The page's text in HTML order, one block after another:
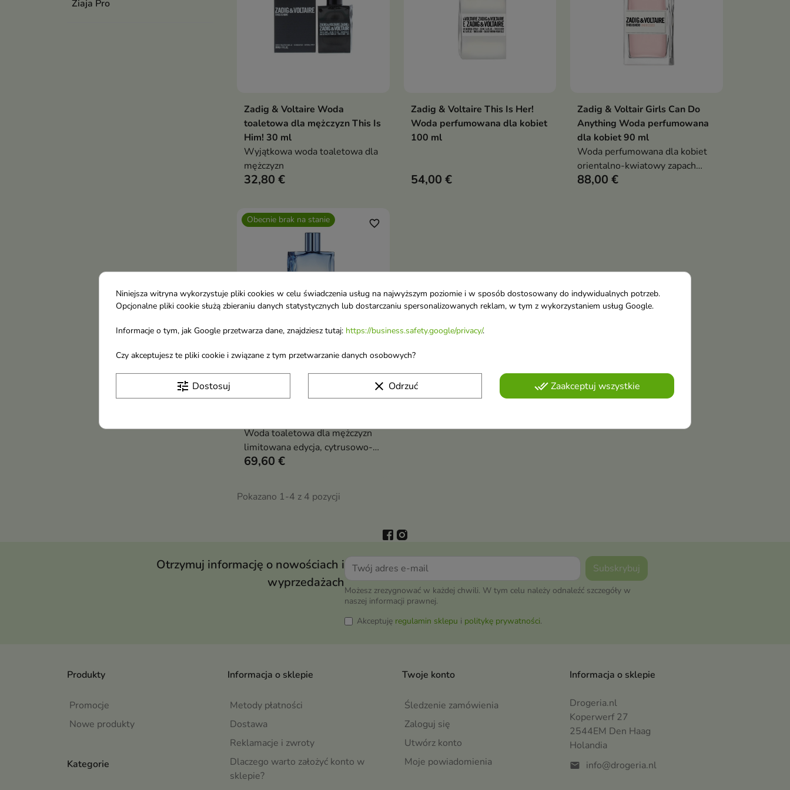
Ziaja Pro
Dodaj do koszyka
Zadig & Voltaire Woda
toaletowa dla mężczyzn This Is
Him! 30 ml
Wyjątkowa woda toaletowa dla
mężczyzn
32,80 €
Pokaż szczegóły
Zadig & Voltaire This Is Her!
Woda perfumowana dla kobiet
100 ml
54,00 €
Pokaż szczegóły
Zadig & Voltair Girls Can Do
Anything Woda perfumowana
dla kobiet 90 ml
Woda perfumowana dla kobiet
orientalno-kwiatowy zapach
fougère z nutą gruszki, fasoli
88,00 €
Obecnie brak na stanie favorite_border
Zadig & Voltaire This Is Him!
Burning Love Woda toaletowa
Woda toaletowa dla mężczyzn
limitowana edycja, cytrusowo-
drzewno-bursztynowy zapach z
intensywny
69,60 €
Pokazano 1-4 z 4 pozycji
Otrzymuj informację o nowościach i
wyprzedażach
Możesz zrezygnować w każdej chwili. W tym celu należy odnaleźć szczegóły w
naszej informacji prawnej.
Akceptuję regulamin sklepu i politykę prywatności.
Produkty
Promocje
Nowe produkty
Informacja o sklepie
Metody płatności
Dostawa
Reklamacje i zwroty
Dlaczego warto założyć konto w
sklepie?
Kategorie
Twoje konto
Śledzenie zamówienia
Zaloguj się
Utwórz konto
Moje powiadomienia
Informacja o sklepie
Drogeria.nl
Koperwerf 27
2544EM Den Haag
Holandia
mail info@drogeria.nl
Niniejsza witryna wykorzystuje pliki cookies w celu świadczenia usług na najwyższym poziomie i w sposób dostosowany do indywidualnych potrzeb.
Opcjonalne pliki cookie służą zbieraniu danych statystycznych lub dostarczaniu spersonalizowanych reklam, w tym z wykorzystaniem usług Google.
Informacje o tym, jak Google przetwarza dane, znajdziesz tutaj: https://business.safety.google/privacy/.
Czy akceptujesz te pliki cookie i związane z tym przetwarzanie danych osobowych?
tune Dostosuj clear Odrzuć done_allZaakceptuj wszystkie